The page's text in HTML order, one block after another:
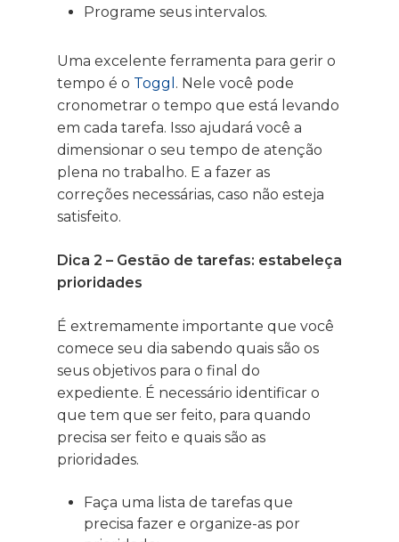
Programe seus intervalos.
Uma excelente ferramenta para gerir o
tempo é o Toggl . Nele você pode
cronometrar o tempo que está levando
em cada tarefa. Isso ajudará você a
dimensionar o seu tempo de atenção
plena no trabalho. E a fazer as
correções necessárias, caso não esteja
satisfeito.
Dica 2 – Gestão de tarefas: estabeleça
prioridades
É extremamente importante que você
comece seu dia sabendo quais são os
seus objetivos para o final do
expediente. É necessário identificar o
que tem que ser feito, para quando
precisa ser feito e quais são as
prioridades.
Faça uma lista de tarefas que
precisa fazer e organize-as por